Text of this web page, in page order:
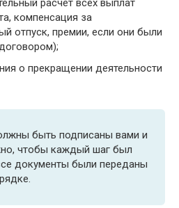
расчет всех выплат
компенсация за
отпуск, премии, если они были
о прекращении деятельности
быть подписаны вами и
чтобы каждый шаг был
документы были переданы